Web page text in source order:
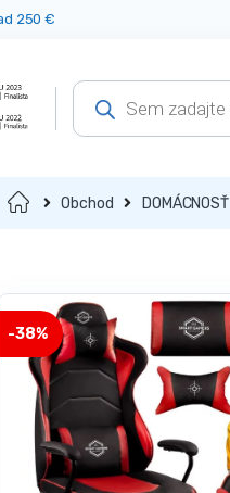
250 €
Products
search
Domov Obchod DOMÁCNOSŤ
-38%